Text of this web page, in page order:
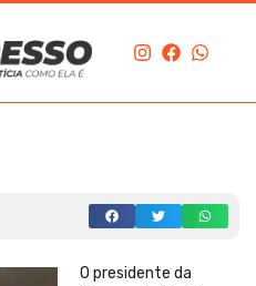
O presidente da